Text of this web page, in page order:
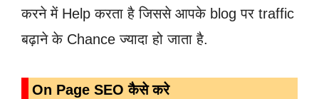
करने में Help करता है जिससे आपके blog पर traffic
बढ़ाने के Chance ज्यादा हो जाता है.
On Page SEO कैसे करे